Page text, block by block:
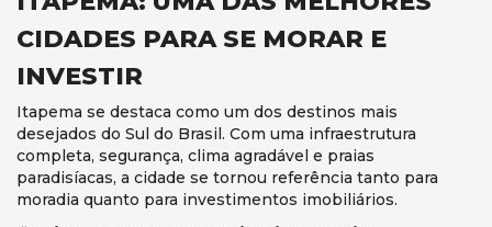
CIDADES PARA SE MORAR E
INVESTIR
Itapema se destaca como um dos destinos mais
desejados do Sul do Brasil. Com uma infraestrutura
completa, segurança, clima agradável e praias
paradisíacas, a cidade se tornou referência tanto para
moradia quanto para investimentos imobiliários.